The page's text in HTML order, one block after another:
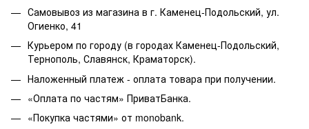
Самовывоз из магазина в г. Каменец-Подольский, ул.
Огиенко, 41
Курьером по городу (в городах Каменец-Подольский,
Тернополь, Славянск, Краматорск).
Наложенный платеж - оплата товара при получении.
«Оплата по частям» ПриватБанка.
«Покупка частями» от monobank.